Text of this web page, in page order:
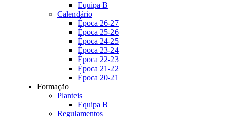
Equipa B
Calendário
Época 26-27
Época 25-26
Época 24-25
Época 23-24
Época 22-23
Época 21-22
Época 20-21
Formação
Planteis
Equipa B
Regulamentos